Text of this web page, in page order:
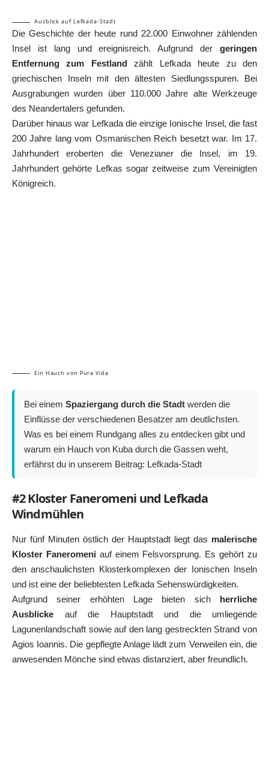
Ausblick auf Lefkada-Stadt
Die Geschichte der heute rund 22.000 Einwohner zählenden
Insel ist lang und ereignisreich. Aufgrund der geringen
Entfernung zum Festlandzählt Lefkada heute zu den
griechischen Inselnmit den ältesten Siedlungsspuren. Bei
Ausgrabungen wurden über 110.000 Jahre alte Werkzeuge
des Neandertalers gefunden.
Darüber hinaus war Lefkada die einzige Ionische Insel, die fast
200 Jahre lang vom Osmanischen Reich besetzt war. Im 17.
Jahrhundert eroberten die Venezianer die Insel, im 19.
Jahrhundert gehörte Lefkas sogar zeitweise zum Vereinigten
Königreich.
Ein Hauch von Pura Vida
Bei einem Spaziergang durch die Stadt werden die
Einflüsse der verschiedenen Besatzer am deutlichsten.
Was es bei einem Rundgang alles zu entdecken gibt und
warum ein Hauch von Kuba durch die Gassen weht,
erfährst du in unserem Beitrag: Lefkada-Stadt
#2 Kloster Faneromeni und Lefkada
Windmühlen
Nur fünf Minuten östlich der Hauptstadt liegt das malerische
Kloster Faneromeniauf einem Felsvorsprung. Es gehört zu
den anschaulichsten Klosterkomplexen der Ionischen Inseln
und ist eine der beliebtesten Lefkada Sehenswürdigkeiten.
Aufgrund seiner erhöhten Lage bieten sich herrliche
Ausblicke auf die Hauptstadt und die umliegende
Lagunenlandschaft sowie auf den lang gestreckten Strand von
Agios Ioannis. Die gepflegte Anlage lädt zum Verweilen ein, die
anwesenden Mönche sind etwas distanziert, aber freundlich.